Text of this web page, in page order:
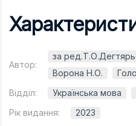
Автор:
за
Ворона Н.О.
Відділ:
Українська мова
Рік видання:
2023